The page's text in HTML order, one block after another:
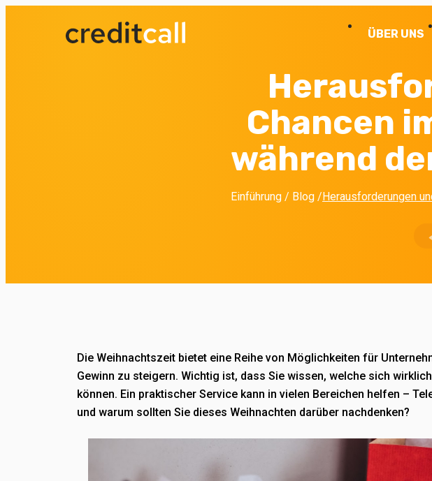
ÜBER UNS
Chancen
während
Einführung / Blog /Herausforderungen
Die Weihnachtszeit bietet eine Reihe von Möglichkeiten für
Gewinn zu steigern. Wichtig ist, dass Sie wissen, welche sich
können. Ein praktischer Service kann in vielen Bereichen helfen –
und warum sollten Sie dieses Weihnachten darüber nachdenken?